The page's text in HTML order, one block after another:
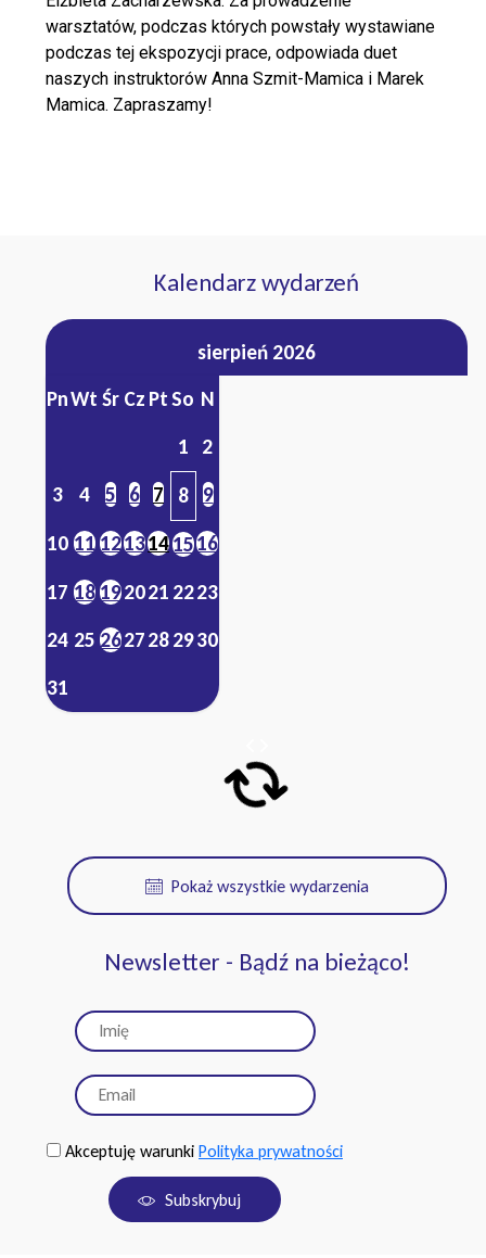
warsztatów, podczas których powstały wystawiane
podczas tej ekspozycji prace, odpowiada duet
naszych instruktorów Anna Szmit-Mamica i Marek
Mamica. Zapraszamy!
Kalendarz wydarzeń
sierpień 2026
PnWt Śr Cz PtSo N
1
2
3
4 5 6 7 8 9
10 111213141516
17 18192021 2223
24 25 2627282930
31
Pokaż wszystkie wydarzenia
Newsletter - Bądź na bieżąco!
Akceptuję warunki Polityka prywatności
Subskrybuj